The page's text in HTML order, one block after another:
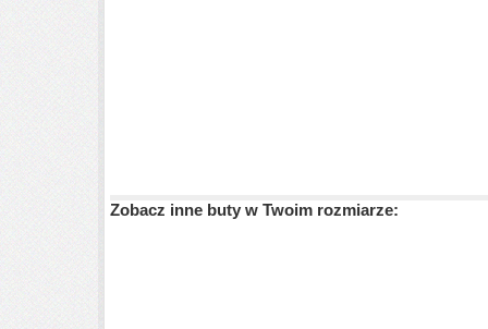
Zobacz inne buty w Twoim rozmiarze: